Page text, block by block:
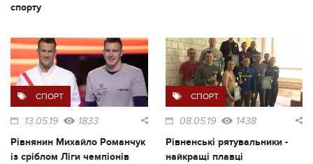
спорту
СПОРТ
13.05.19 1833
Рівнянин Михайло Романчук
із сріблом Ліги чемпіонів
СПОРТ
08.05.19 1438
Рівненські рятувальники -
найкращі плавці